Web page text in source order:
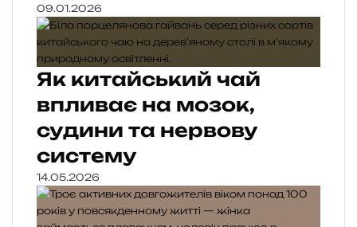
09.01.2026
Як китайський чай
впливає на мозок,
судини та нервову
систему
14.05.2026